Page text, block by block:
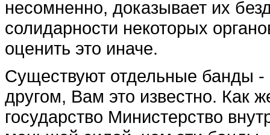
несомнен­но, доказывает их
солидарности некоторых
оценить это ина­че.
Существуют отдельные банды
другом, Вам это известно. Как
государство Министерство